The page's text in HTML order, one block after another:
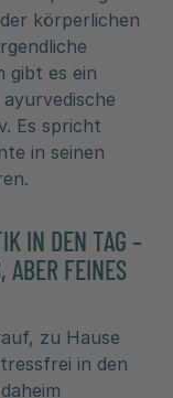
körperlichen
gibt es ein
Es spricht
in seinen
IN DEN TAG –
FEINES F
zu Hause
in den